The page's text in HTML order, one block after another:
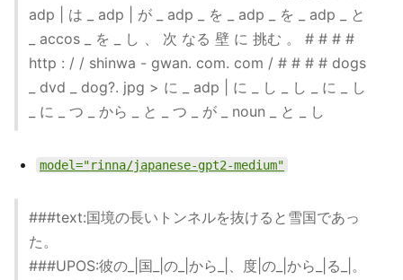
adp | は _ adp | が _ adp _ を _ adp _ を _ adp _ と
_ accos _ を _ し 、 次 なる 壁 に 挑む 。 # # # #
http : / / shinwa - gwan. com. com / # # # # dogs
_ dvd _ dog?. jpg > に _ adp | に _ し _ し _ に _ し
_ に _ つ _ から _ と _ つ _ が _ noun _ と _ し
model="rinna/japanese-gpt2-medium"
###text:国境の長いトンネルを抜けると雪国であっ
た。
###UPOS:彼の_|国_|の_|から_|、度|の_|から_|る_|。